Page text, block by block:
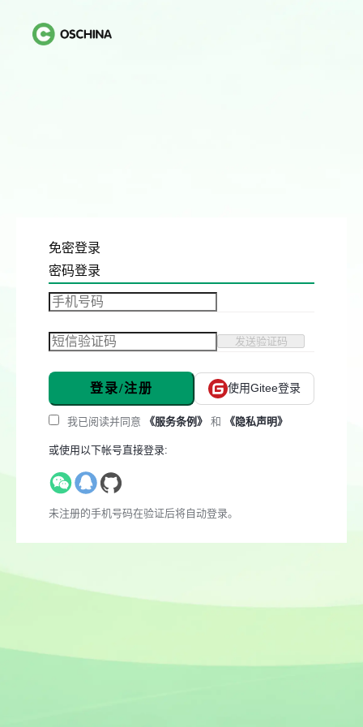
免密登录
密码登录
发送验证码
登录/注册 使用Gitee登录
我已阅读并同意 《服务条例》 和 《隐私声明》
或使用以下帐号直接登录:
未注册的手机号码在验证后将自动登录。